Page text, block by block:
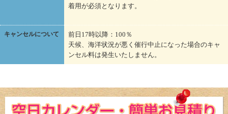
着用が必須となります。
キャンセルについて
前日17時以降：100％
天候、海洋状況が悪く催行中止になった場合のキャ
ンセル料は発生いたしません。